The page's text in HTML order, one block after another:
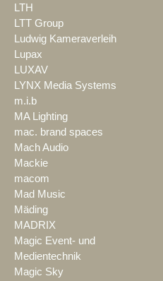
LTH
LTT Group
Ludwig Kameraverleih
Lupax
LUXAV
LYNX Media Systems
m.i.b
MA Lighting
mac. brand spaces
Mach Audio
Mackie
macom
Mad Music
Mäding
MADRIX
Magic Event- und
Medientechnik
Magic Sky